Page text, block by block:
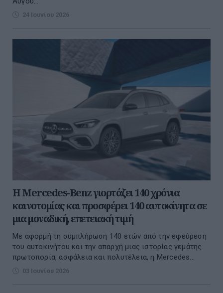
24 Ιουνίου 2026
Η Mercedes-Benz γιορτάζει 140 χρόνια
καινοτομίας και προσφέρει 140 αυτοκίνητα σε
μια μοναδική, επετειακή τιμή
Με αφορμή τη συμπλήρωση 140 ετών από την εφεύρεση
του αυτοκινήτου και την απαρχή μιας ιστορίας γεμάτης
πρωτοπορία, ασφάλεια και πολυτέλεια, η Mercedes...
03 Ιουνίου 2026